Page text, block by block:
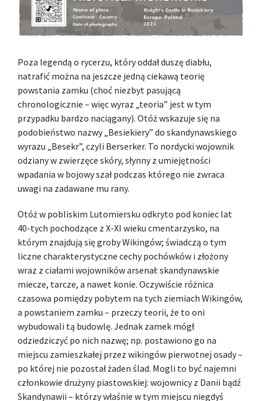
Poza legendą o rycerzu, który oddał duszę diabłu,
natrafić można na jeszcze jedną ciekawą teorię
powstania zamku (choć niezbyt pasującą
chronologicznie – więc wyraz „teoria” jest w tym
przypadku bardzo naciągany). Otóż wskazuje się na
podobieństwo nazwy „Besiekiery” do skandynawskiego
wyrazu „Be­sekr”, czyli Berserker. To nordycki wojownik
odziany w zwierzęce skóry, słynny z umiejętności
wpadania w bojowy szał podczas którego nie zwraca
uwagi na zadawane mu rany.
Otóż w pobliskim Lutomiersku odkryto pod koniec lat
40-tych pochodzące z X-XI wieku cmentarzysko, na
którym znajdują się groby Wikingów; świadczą o tym
liczne charakterystyczne cechy pochówków i złożony
wraz z ciałami wojowników arsenał: skandynawskie
miecze, tarcze, a nawet konie. Oczywiście różnica
czasowa pomiędzy pobytem na tych ziemiach Wikingów,
a powstaniem zamku – przeczy teorii, że to oni
wybudowali tą budowlę. Jednak zamek mógł
odziedziczyć po nich nazwę; np. postawiono go na
miejscu zamieszkałej przez wikingów pierwotnej osady –
po której nie pozostał żaden ślad. Mogli to być najemni
członkowie drużyny piastowskiej: wojownicy z Danii bądź
Skandynawii – którzy właśnie w tym miejscu niegdyś